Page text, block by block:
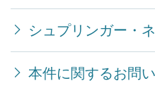
シュプリンガー・
本件に関するお問